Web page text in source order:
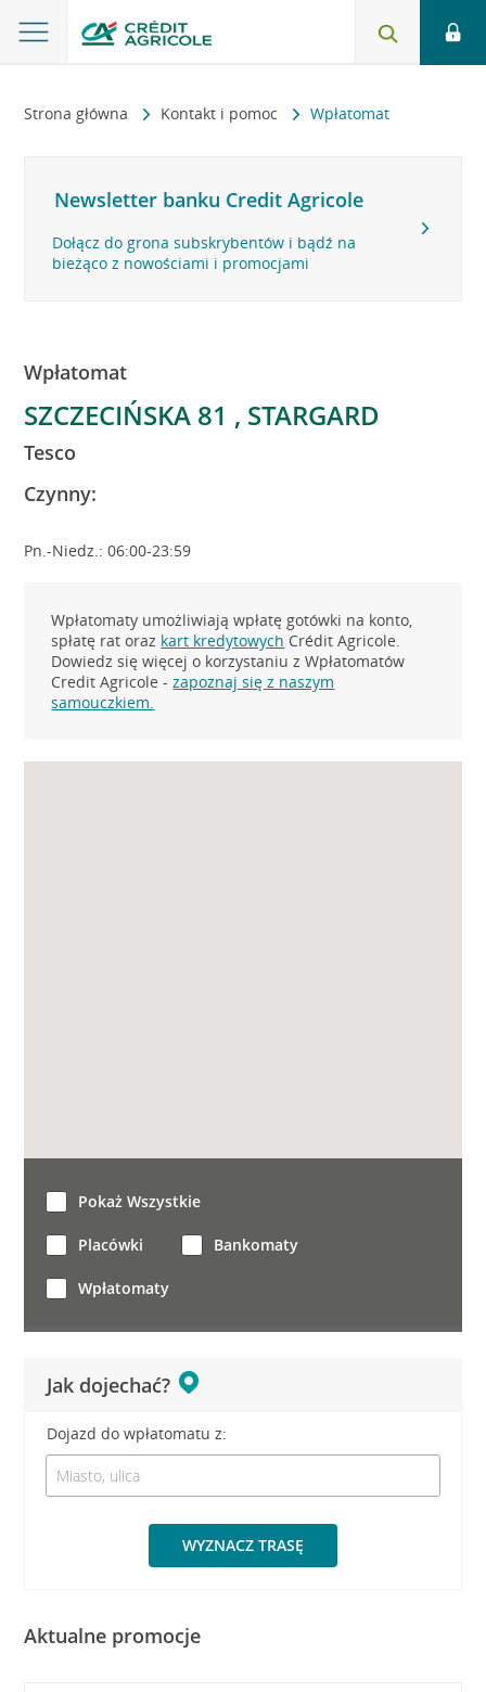
Strona główna Kontakt i pomoc Wpłatomat
Newsletter banku Credit Agricole
Dołącz do grona subskrybentów i bądź na
bieżąco z nowościami i promocjami
Wpłatomat
SZCZECIŃSKA 81 , STARGARD
Tesco
Czynny:
Pn.-Niedz.: 06:00-23:59
Wpłatomaty umożliwiają wpłatę gotówki na konto,
spłatę rat oraz kart kredytowych Crédit Agricole.
Dowiedz się więcej o korzystaniu z Wpłatomatów
Credit Agricole -zapoznaj się z naszym
samouczkiem.
Jak dojechać?
Dojazd do wpłatomatu z:
WYZNACZ TRASĘ
Pokaż Wszystkie
Placówki Bankomaty
Wpłatomaty
Aktualne promocje